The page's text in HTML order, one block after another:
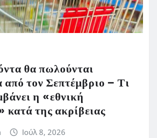
θα πωλούνται
τον Σεπτέμβριο – Τι
η «εθνική
της ακρίβειας
Ιούλ 8, 2026